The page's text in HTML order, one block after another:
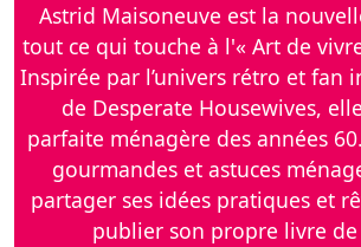
Astrid Maisoneuve est la
tout ce qui touche à l'« Art de
Inspirée par l’univers rétro et fan
de Desperate Housewives,
parfaite ménagère des années
gourmandes et astuces
partager ses idées pratiques et
publier son propre livre de